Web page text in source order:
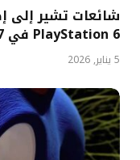
شائعات تشير إلى
PlayStation 6 في 2027.
5 يناير, 2026